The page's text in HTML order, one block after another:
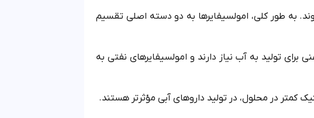
به طور کلی، امولسیفایرها به دو دسته اصلی تقسیم
تولید به آب نیاز دارند و امولسیفایرهای نفتی به
کمتر در محلول، در تولید داروهای آبی مؤثرتر هستند.